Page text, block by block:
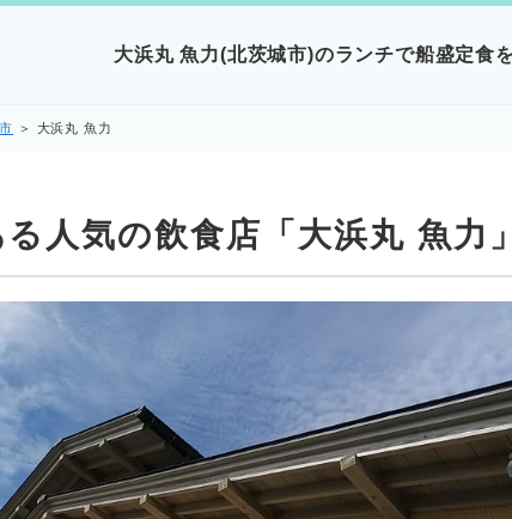
大浜丸 魚力(北茨城市)のランチで船盛定食
＞ 大浜丸 魚力
人気の飲食店「大浜丸 魚力」